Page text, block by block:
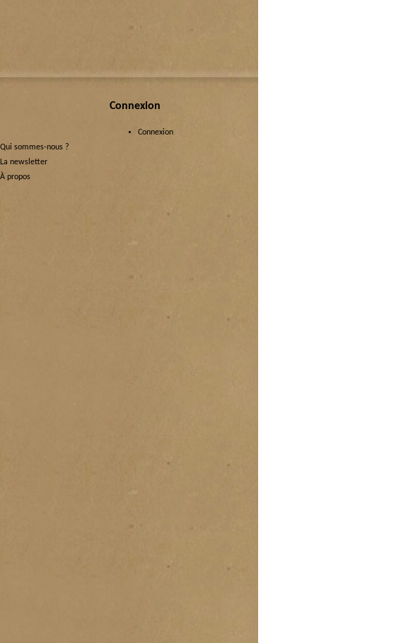
Qui sommes-nous ?
La newsletter
À propos
Connexion
Connexion